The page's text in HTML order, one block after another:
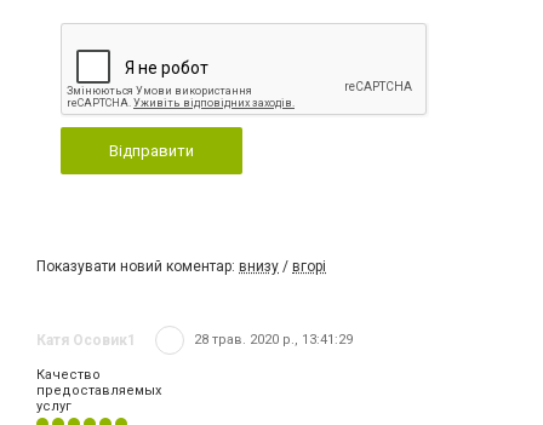
Відправити
Показувати новий коментар: внизу / вгорі
Катя Осовик1 28 трав. 2020 р., 13:41:29
Качество
предоставляемых
услуг